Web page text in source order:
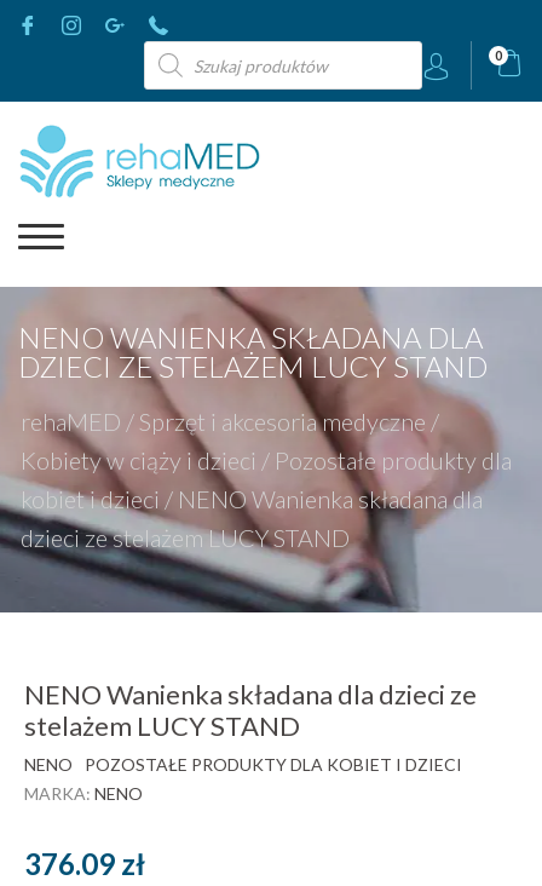
Wyszukiwarka
produktów
0
NENO WANIENKA SKŁADANA DLA
DZIECI ZE STELAŻEM LUCY STAND
rehaMED / Sprzęt i akcesoria medyczne /
Kobiety w ciąży i dzieci / Pozostałe produkty dla
kobiet i dzieci / NENO Wanienka składana dla
dzieci ze stelażem LUCY STAND
NENO Wanienka składana dla dzieci ze
stelażem LUCY STAND
NENO
POZOSTAŁE PRODUKTY DLA KOBIET I DZIECI
MARKA: NENO
376.09 zł